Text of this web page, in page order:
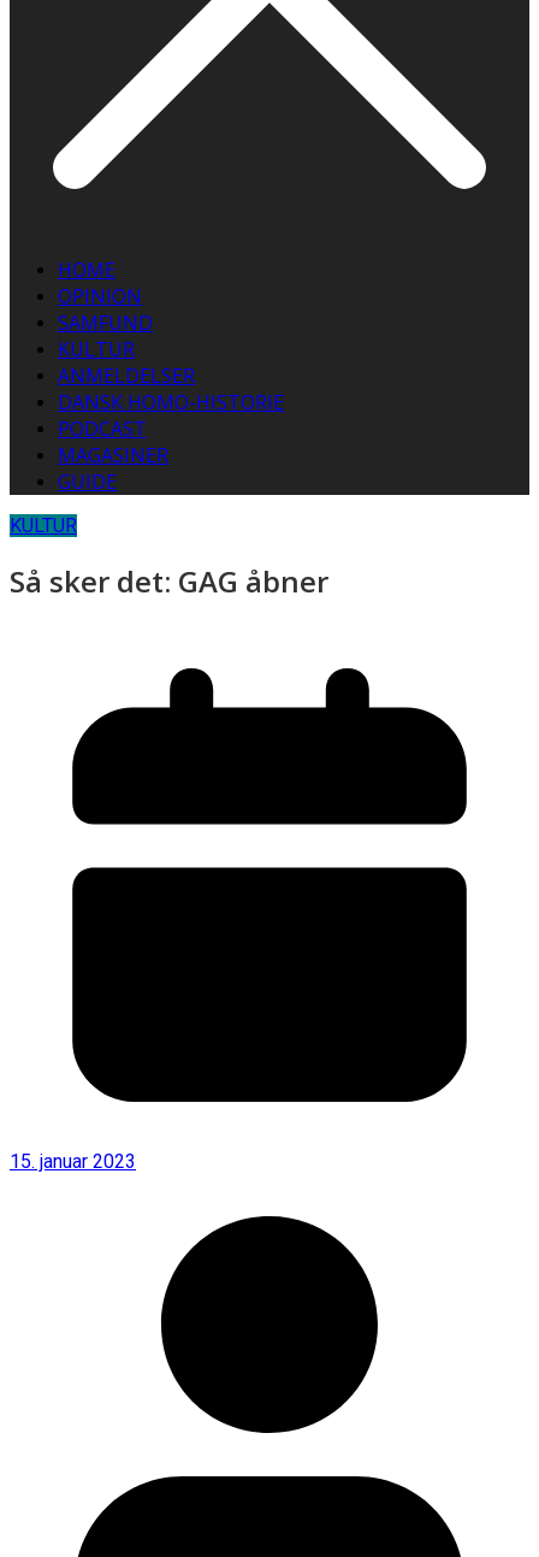
HOME
OPINION
SAMFUND
KULTUR
ANMELDELSER
DANSK HOMO-HISTORIE
PODCAST
MAGASINER
GUIDE
KULTUR
Så sker det: GAG åbner
15. januar 2023